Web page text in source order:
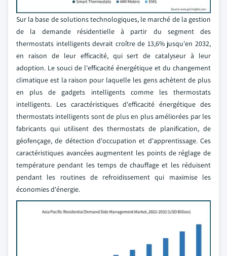
Sur la base de solutions technologiques, le marché de la gestion
de la demande résidentielle à partir du segment des
thermostats intelligents devrait croître de 13,6% jusqu'en 2032,
en raison de leur efficacité, qui sert de catalyseur à leur
adoption. Le souci de l'efficacité énergétique et du changement
climatique est la raison pour laquelle les gens achètent de plus
en plus de gadgets intelligents comme les thermostats
intelligents. Les caractéristiques d'efficacité énergétique des
thermostats intelligents sont de plus en plus améliorées par les
fabricants qui utilisent des thermostats de planification, de
géofençage, de détection d'occupation et d'apprentissage. Ces
caractéristiques avancées augmentent les points de réglage de
température pendant les temps de chauffage et les réduisent
pendant les routines de refroidissement qui maximise les
économies d'énergie.